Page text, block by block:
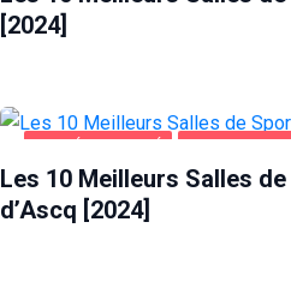
[2024]
SANTÉ ET BEAUTÉ VILLENEUVE-
Les 10 Meilleurs Salles
d’Ascq [2024]